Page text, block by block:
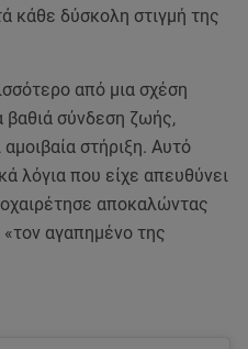
κάθε δύσκολη στιγμή της
από μια σχέση
βαθιά σύνδεση ζωής,
στήριξη. Αυτό
λόγια που είχε απευθύνει
αποκαλώντας
αγαπημένο της